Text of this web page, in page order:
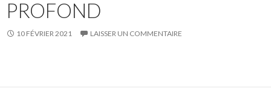
PROFOND
10 FÉVRIER 2021 LAISSER UN COMMENTAIRE